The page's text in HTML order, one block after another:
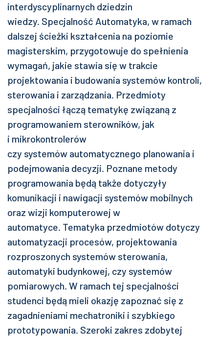
interdyscyplinarnych dziedzin
wiedzy. Specjalność Automatyka, w ramach
dalszej ścieżki kształcenia na poziomie
magisterskim, przygotowuje do spełnienia
wymagań, jakie stawia się w trakcie
projektowania i budowania systemów kontroli,
sterowania i zarządzania. Przedmioty
specjalności łączą tematykę związaną z
programowaniem sterowników, jak
i mikrokontrolerów
czy systemów automatycznego planowania i
podejmowania decyzji. Poznane metody
programowania będą także dotyczyły
komunikacji i nawigacji systemów mobilnych
oraz wizji komputerowej w
automatyce. Tematyka przedmiotów dotyczy
automatyzacji procesów, projektowania
rozproszonych systemów sterowania,
automatyki budynkowej, czy systemów
pomiarowych. W ramach tej specjalności
studenci będą mieli okazję zapoznać się z
zagadnieniami mechatroniki i szybkiego
prototypowania. Szeroki zakres zdobytej